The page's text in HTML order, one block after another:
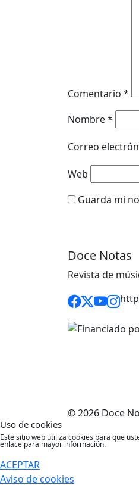
Comentario *
Nombre*
Correo
Web
Guarda mi
Doce Notas
Revista de
© 2026 Doce
Uso de cookies
Este sitio web utiliza cookies para que
enlace para mayor información.
ACEPTAR
Aviso de cookies